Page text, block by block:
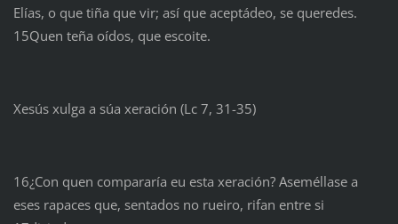
Elías, o que tiña que vir; así que aceptádeo, se queredes.
15Quen teña oídos, que escoite.
Xesús xulga a súa xeración (Lc 7, 31-35)
16¿Con quen compararía eu esta xeración? Aseméllase a
eses rapaces que, sentados no rueiro, rifan entre si